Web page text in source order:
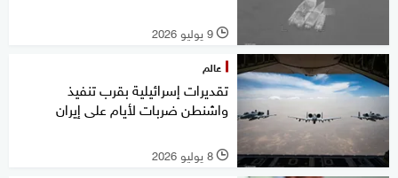
l 9 يوليو 2026
عالم
تقديرات إسرائيلية بقرب تنفيذ
واشنطن ضربات لأيام على إيران
l 8 يوليو 2026